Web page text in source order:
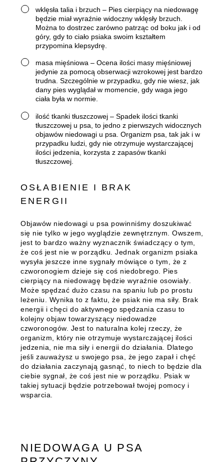
wklęsła talia i brzuch – Pies cierpiący na niedowagę
będzie miał wyraźnie widoczny wklęsły brzuch.
Można to dostrzec zarówno patrząc od boku jak i od
góry, gdy to ciało psiaka swoim kształtem
przypomina klepsydrę.
masa mięśniowa – Ocena ilości masy mięśniowej
jedynie za pomocą obserwacji wzrokowej jest bardzo
trudna. Szczególnie w przypadku, gdy nie wiesz, jak
dany pies wyglądał w momencie, gdy waga jego
ciała była w normie.
ilość tkanki tłuszczowej – Spadek ilości tkanki
tłuszczowej u psa, to jedno z pierwszych widocznych
objawów niedowagi u psa. Organizm psa, tak jak i w
przypadku ludzi, gdy nie otrzymuje wystarczającej
ilości jedzenia, korzysta z zapasów tkanki
tłuszczowej.
OSŁABIENIE I BRAK
ENERGII
Objawów niedowagi u psa powinniśmy doszukiwać
się nie tylko w jego wyglądzie zewnętrznym. Owszem,
jest to bardzo ważny wyznacznik świadczący o tym,
że coś jest nie w porządku. Jednak organizm psiaka
wysyła jeszcze inne sygnały mówiące o tym, że z
czworonogiem dzieje się coś niedobrego. Pies
cierpiący na niedowagę będzie wyraźnie osowiały
Może spędzać dużo czasu na spaniu lub po prostu
leżeniu. Wynika to z faktu, że psiak nie ma siły. Brak
energii i chęci do aktywnego spędzania czasu to
kolejny objaw towarzyszący niedowadze
czworonogów. Jest to naturalna kolej rzeczy, że
organizm, który nie otrzymuje wystarczającej ilości
jedzenia, nie ma siły i energii do działania. Dlatego
jeśli zauważysz u swojego psa, że jego zapał i chęć
do działania zaczynają gasnąć, to niech to będzie dla
ciebie sygnał, że coś jest nie w porządku. Psiak w
takiej sytuacji będzie potrzebował twojej pomocy i
wsparcia.
NIEDOWAGA U PSA